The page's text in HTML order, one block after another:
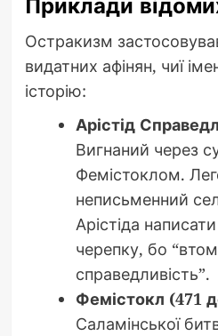
Остракизм
видатних афінян, чиї
історію:
Арістід
Вигнаний через
Фемістоклом.
неписьменний
Арістіда
черепку, бо
справедливість”.
Фемістокл (471
Саламінської